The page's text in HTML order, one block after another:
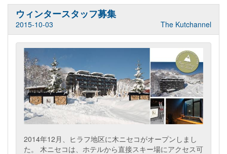
ウィンタースタッフ募集
2015-10-03
The Kutchannel
2014年12月、ヒラフ地区に木ニセコがオープンしまし
た。 木ニセコは、ホテルから直接スキー場にアクセス可